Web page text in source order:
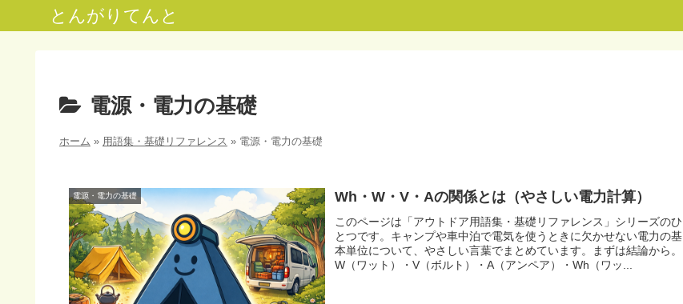
とんがりてんと
電源・電力の基礎
ホーム » 用語集・基礎リファレンス » 電源・電力の基礎
電源・電力の基礎 Wh・W・V・Aの関係とは（やさしい電力計算）
このページは「アウトドア用語集・基礎リファレンス」シリーズのひ
とつです。キャンプや車中泊で電気を使うときに欠かせない電力の基
本単位について、やさしい言葉でまとめています。まずは結論から。
W（ワット）・V（ボルト）・A（アンペア）・Wh（ワッ...